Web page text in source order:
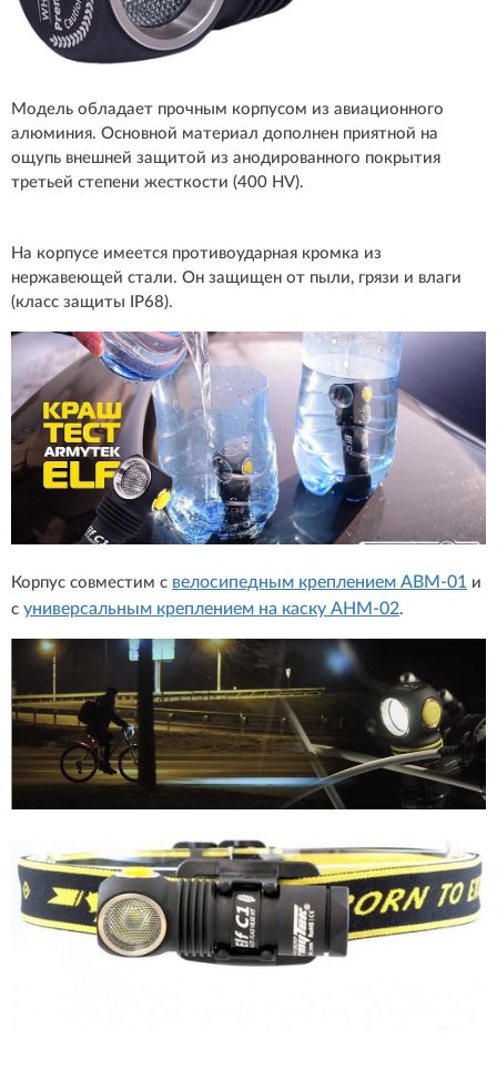
Модель обладает прочным корпусом из авиационного
алюминия. Основной материал дополнен приятной на
ощупь внешней защитой из анодированного покрытия
третьей степени жесткости (400 HV).
На корпусе имеется противоударная кромка из
нержавеющей стали. Он защищен от пыли, грязи и влаги
(класс защиты IP68).
Корпус совместим с велосипедным креплением ABM-01 и
с универсальным креплением на каску AHM-02.